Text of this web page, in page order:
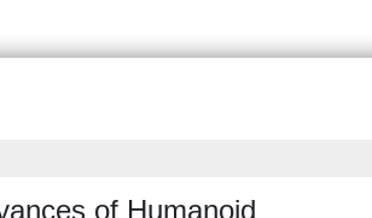
of Humanoid